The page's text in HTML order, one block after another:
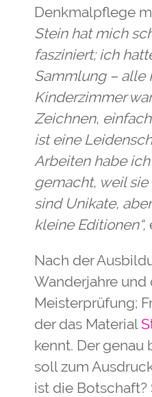
Denkmalpflege
Stein hat mich
fasziniert; ich
Sammlung – alle
Kinderzimmer
Zeichnen,
ist eine
Arbeiten habe
gemacht, weil
sind Unikate,
kleine Editionen“,
Nach der
Wanderjahre und
Meisterprüfung;
der das Material
kennt. Der genau
soll zum
ist die Botschaft?